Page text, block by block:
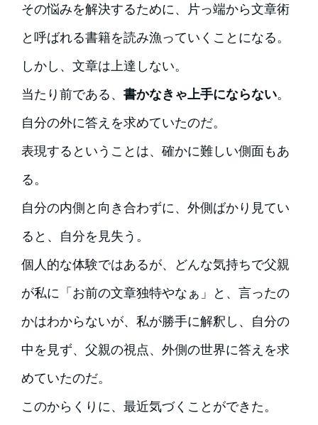
その悩みを解決するために、片っ端から文章術
と呼ばれる書籍を読み漁っていくことになる。
しかし、文章は上達しない。
当たり前である、 書かなきゃ上手にならない。
自分の外に答えを求めていたのだ。
表現するということは、確かに難しい側面もあ
る。
自分の内側と向き合わずに、外側ばかり見てい
ると、自分を見失う。
個人的な体験ではあるが、どんな気持ちで父親
が私に「お前の文章独特やなぁ」と、言ったの
かはわからないが、私が勝手に解釈し、自分の
中を見ず、父親の視点、外側の世界に答えを求
めていたのだ。
このからくりに、最近気づくことができた。